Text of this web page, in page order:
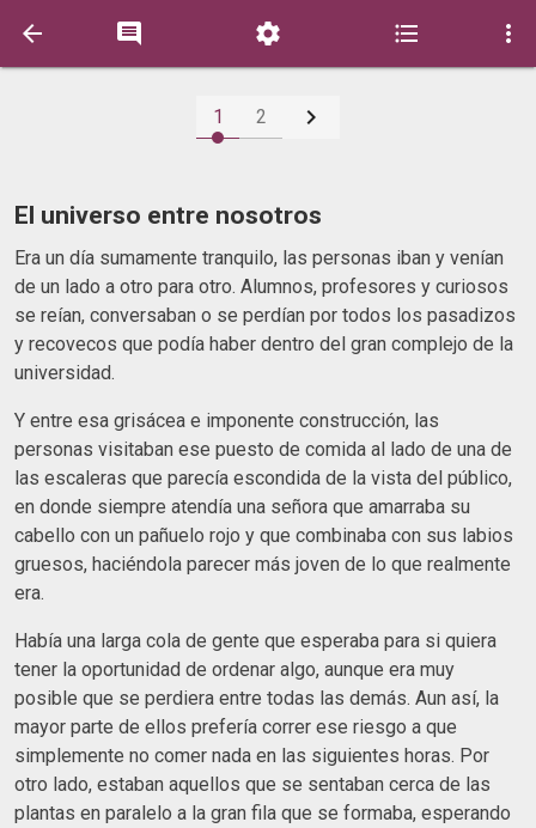
    
1 2 
El universo entre nosotros
Era un día sumamente tranquilo, las personas iban y venían
de un lado a otro para otro. Alumnos, profesores y curiosos
se reían, conversaban o se perdían por todos los pasadizos
y recovecos que podía haber dentro del gran complejo de la
universidad.
Y entre esa grisácea e imponente construcción, las
personas visitaban ese puesto de comida al lado de una de
las escaleras que parecía escondida de la vista del público,
en donde siempre atendía una señora que amarraba su
cabello con un pañuelo rojo y que combinaba con sus labios
gruesos, haciéndola parecer más joven de lo que realmente
era.
Había una larga cola de gente que esperaba para si quiera
tener la oportunidad de ordenar algo, aunque era muy
posible que se perdiera entre todas las demás. Aun así, la
mayor parte de ellos prefería correr ese riesgo a que
simplemente no comer nada en las siguientes horas. Por
otro lado, estaban aquellos que se sentaban cerca de las
plantas en paralelo a la gran fila que se formaba, esperando